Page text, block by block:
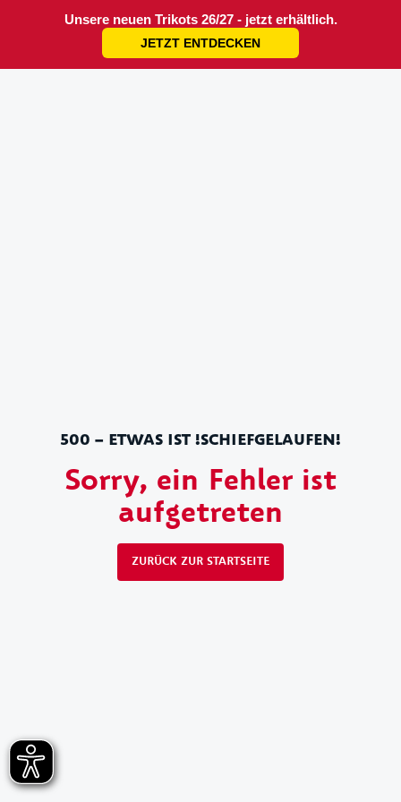
Unsere neuen Trikots 26/27 - jetzt erhältlich.
JETZT ENTDECKEN
500 – ETWAS IST !SCHIEFGELAUFEN!
Sorry, ein Fehler ist
aufgetreten
ZURÜCK ZUR STARTSEITE